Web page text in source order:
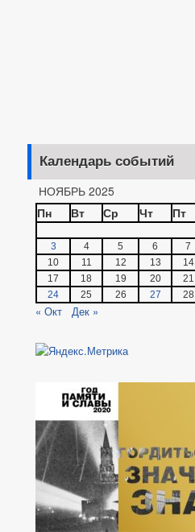
Календарь событий
НОЯБРЬ 2025
Пн
Вт Ср Чт Пт
3
4 5 6 7
10
11 12 13 14
17
18 19 20 21
24
25 26 27 28
« Окт Дек »